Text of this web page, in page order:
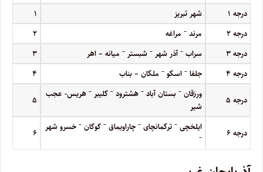
درجه ۱ شهر تبریز
۱
درجه۲ مرند– مراغه
۲
درجه۳ سراب– آذر شهر– شبستر– میانه – اهر
۳
درجه ۴ جلفا– اسکو– ملکان – بناب ۴
درجه ۵
ورزقان– بستان آباد– هشترود– کلیبر– هریس- عجب
شیر
۵
درجه ۶
ایلخچی– ترکمانچای– چاراویماق– گوگان– خسرو شهر
– ۶